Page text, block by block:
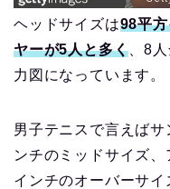
ヘッドサイズは98平
ヤーが5人と多く 、8
力図になっています。
男子テニスで言えば
ンチのミッドサイズ
インチのオーバーサイ